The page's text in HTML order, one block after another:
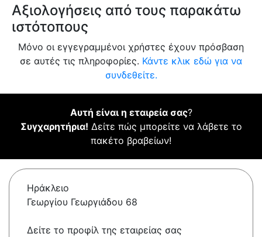
Αξιολογήσεις από τους παρακάτω
ιστότοπους
Μόνο οι εγγεγραμμένοι χρήστες έχουν πρόσβαση
σε αυτές τις πληροφορίες. Κάντε κλικ εδώ για να
συνδεθείτε.
Αυτή είναι η εταιρεία σας?
Συγχαρητήρια! Δείτε πώς μπορείτε να λάβετε το
πακέτο βραβείων!
Ηράκλειο
Γεωργίου Γεωργιάδου 68
Δείτε το προφίλ της εταιρείας σας